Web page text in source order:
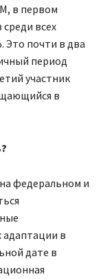
в первом
всех
Это почти в два
период
участник
в
федеральном и
в
дате в